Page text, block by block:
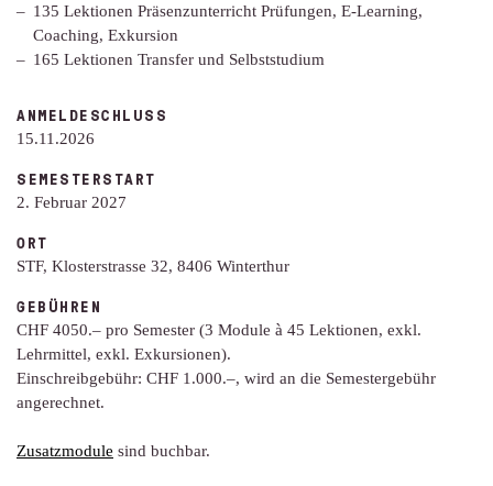
135 Lektionen Präsenzunterricht Prüfungen, E-Learning,
Coaching, Exkursion
165 Lektionen Transfer und Selbststudium
ANMELDESCHLUSS
15.11.2026
SEMESTERSTART
2. Februar 2027
ORT
STF, Klosterstrasse 32, 8406 Winterthur
GEBÜHREN
CHF 4050.– pro Semester (3 Module à 45 Lektionen, exkl.
Lehrmittel, exkl. Exkursionen).
Einschreibgebühr: CHF 1.000.–, wird an die Semestergebühr
angerechnet.
Zusatzmodule sind buchbar.